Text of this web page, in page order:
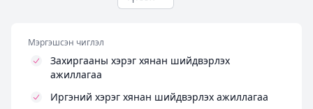
Мэргэшсэн чиглэл
Захиргааны хэрэг хянан шийдвэрлэх
ажиллагаа
Иргэний хэрэг хянан шийдвэрлэх ажиллагаа